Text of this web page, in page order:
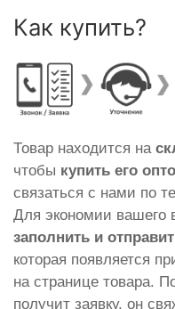
Как купить?
Товар находится на
чтобы купить его
связаться с нами по
Для экономии вашего
заполнить и
которая появляется
на странице товара.
получит заявку, он